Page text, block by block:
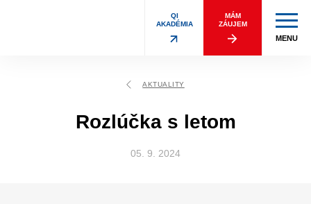
QI
AKADÉMIA
MÁM
ZÁUJEM
MENU
AKTUALITY
Rozlúčka s letom
05. 9. 2024